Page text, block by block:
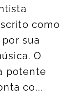
como
sua
O
potente
co...